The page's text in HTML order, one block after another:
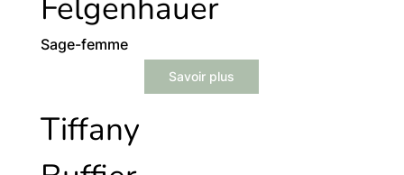
Sage-femme
Savoir plus
Tiffany